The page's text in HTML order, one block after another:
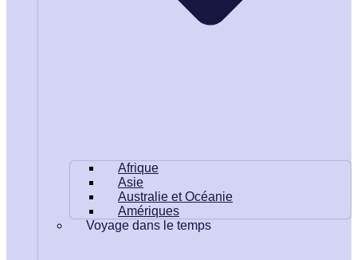
Afrique
Asie
Australie et Océanie
Amériques
Voyage dans le temps